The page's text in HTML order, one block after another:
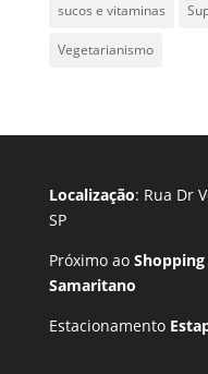
sucos e vitaminas
Vegetarianismo
Localização: Rua Dr
SP
Próximo ao
Samaritano
Estacionamento